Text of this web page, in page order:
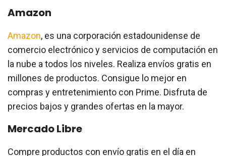
Amazon
Amazon, es una corporación estadounidense de
comercio electrónico y servicios de computación en
la nube a todos los niveles. Realiza envíos gratis en
millones de productos. Consigue lo mejor en
compras y entretenimiento con Prime. Disfruta de
precios bajos y grandes ofertas en la mayor.
Mercado Libre
Compre productos con envío gratis en el día en